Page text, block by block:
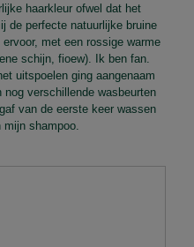
haarkleur ofwel dat het
de perfecte natuurlijke bruine
met een rossige warme
schijn, fioew). Ik ben fan.
uitspoelen ging aangenaam
verschillende wasbeurten
van de eerste keer wassen
shampoo.